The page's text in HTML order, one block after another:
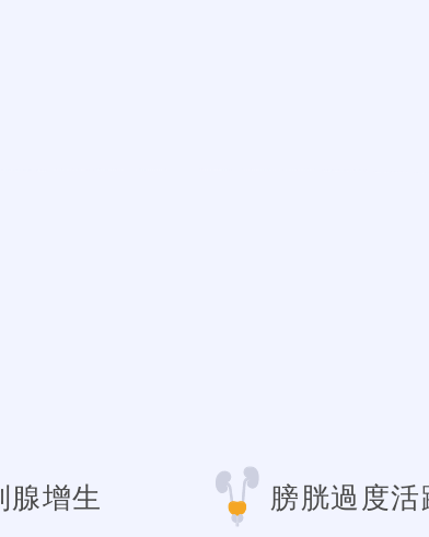
腺增生 膀胱過度